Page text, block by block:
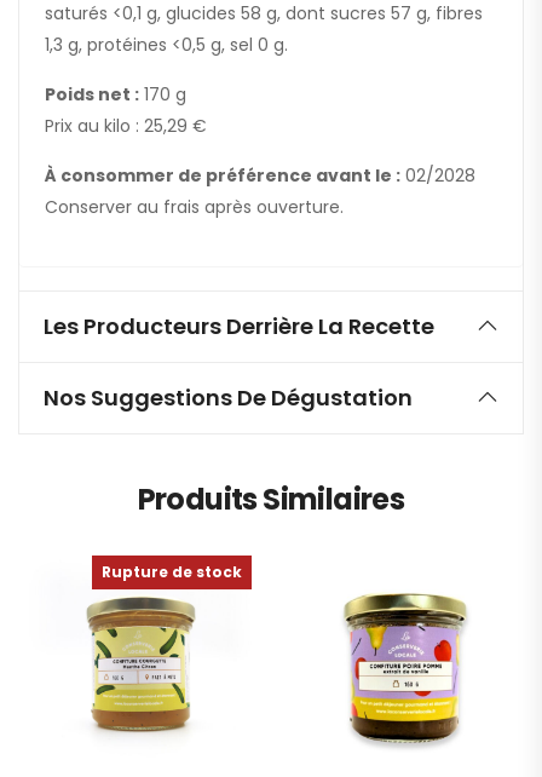
saturés <0,1 g, glucides 58 g, dont sucres 57 g, fibres
1,3 g, protéines <0,5 g, sel 0 g.
Poids net : 170 g
Prix au kilo : 25,29 €
À consommer de préférence avant le : 02/2028
Conserver au frais après ouverture.
Les Producteurs Derrière La Recette
Nos Suggestions De Dégustation
Produits Similaires
Rupture de stock